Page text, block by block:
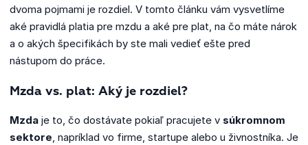
dvoma pojmami je rozdiel. V tomto článku vám vysvetlíme
aké pravidlá platia pre mzdu a aké pre plat, na čo máte nárok
a o akých špecifikách by ste mali vedieť ešte pred
nástupom do práce.
Mzda vs. plat: Aký je rozdiel?
Mzda je to, čo dostávate pokiaľ pracujete v súkromnom
sektore, napríklad vo firme, startupe alebo u živnostníka. Je